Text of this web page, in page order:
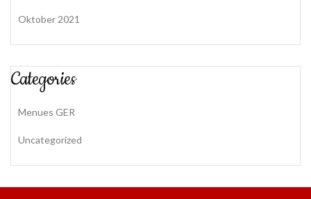
Oktober 2021
Categories
Menues GER
Uncategorized